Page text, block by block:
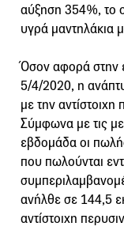
αύξηση 354%, το
υγρά μαντηλάκια
Όσον αφορά στην
5/4/2020, η
με την
Σύμφωνα με τις
εβδομάδα οι
που πωλούνται
ανήλθε σε 144,5
αντίστοιχη